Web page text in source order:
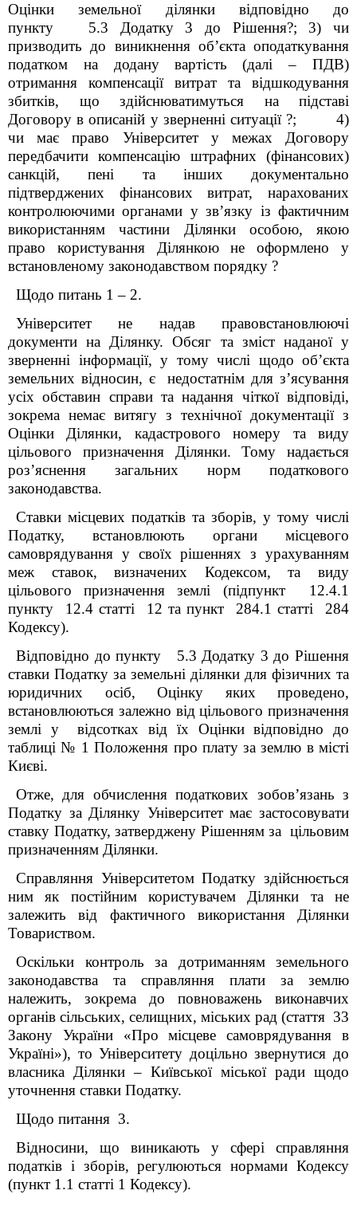
Оцінки земельної ділянки відповідно до
пункту 5.3 Додатку 3 до Рішення?; 3) чи
призводить до виникнення об’єкта оподаткування
податком на додану вартість (далі – ПДВ)
отримання компенсації витрат та відшкодування
збитків, що здійснюватимуться на підставі
Договору в описаній у зверненні ситуації ?; 4)
чи має право Університет у межах Договору
передбачити компенсацію штрафних (фінансових)
санкцій, пені та інших документально
підтверджених фінансових витрат, нарахованих
контролюючими органами у зв’язку із фактичним
використанням частини Ділянки особою, якою
право користування Ділянкою не оформлено у
встановленому законодавством порядку ?
Щодо питань 1 – 2.
Університет не надав правовстановлюючі
документи на Ділянку. Обсяг та зміст наданої у
зверненні інформації, у тому числі щодо об’єкта
земельних відносин, є недостатнім для з’ясування
усіх обставин справи та надання чіткої відповіді,
зокрема немає витягу з технічної документації з
Оцінки Ділянки, кадастрового номеру та виду
цільового призначення Ділянки. Тому надається
роз’яснення загальних норм податкового
законодавства.
Ставки місцевих податків та зборів, у тому числі
Податку, встановлюють органи місцевого
самоврядування у своїх рішеннях з урахуванням
меж ставок, визначених Кодексом, та виду
цільового призначення землі (підпункт 12.4.1
пункту 12.4 статті 12 та пункт 284.1 статті 284
Кодексу).
Відповідно до пункту 5.3 Додатку 3 до Рішення
ставки Податку за земельні ділянки для фізичних та
юридичних осіб, Оцінку яких проведено,
встановлюються залежно від цільового призначення
землі у відсотках від їх Оцінки відповідно до
таблиці № 1 Положення про плату за землю в місті
Києві.
Отже, для обчислення податкових зобов’язань з
Податку за Ділянку Університет має застосовувати
ставку Податку, затверджену Рішенням за цільовим
призначенням Ділянки.
Справляння Університетом Податку здійснюється
ним як постійним користувачем Ділянки та не
залежить від фактичного використання Ділянки
Товариством.
Оскільки контроль за дотриманням земельного
законодавства та справляння плати за землю
належить, зокрема до повноважень виконавчих
органів сільських, селищних, міських рад (стаття 33
Закону України «Про місцеве самоврядування в
Україні»), то Університету доцільно звернутися до
власника Ділянки – Київської міської ради щодо
уточнення ставки Податку.
Щодо питання 3.
Відносини, що виникають у сфері справляння
податків і зборів, регулюються нормами Кодексу
(пункт 1.1 статті 1 Кодексу).